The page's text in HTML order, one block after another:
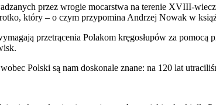
przez wrogie mocarstwa na terenie XVIII-
który – o czym przypomina Andrzej Nowak w
przetrącenia Polakom kręgosłupów za
Polski są nam doskonale znane: na 120 lat